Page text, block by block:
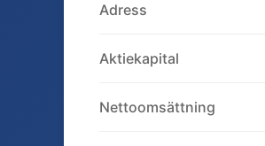
Adress
Aktiekapital
Nettoomsättning